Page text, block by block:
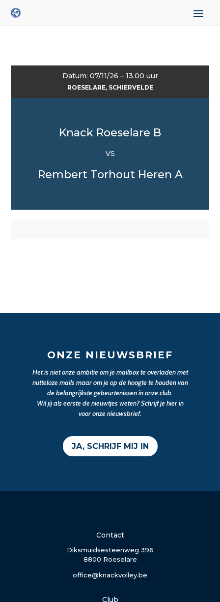
Datum: 07/11/26 – 13.00 uur
ROESELARE, SCHIERVELDE
Knack Roeselare B
VS
Rembert Torhout Heren A
ONZE NIEUWSBRIEF
Het is niet onze ambitie om je mailbox te overladen met
nutteloze mails maar om je op de hoogte te houden van
de belangrijkste gebeurtenissen in onze club.
Wil jij als eerste de nieuwtjes weten? Schrijf je hier in
voor onze nieuwsbrief.
JA, SCHRIJF MIJ IN
Contact
Diksmuidsesteenweg 396
8800 Roeselare
office@knackvolley.be
Club